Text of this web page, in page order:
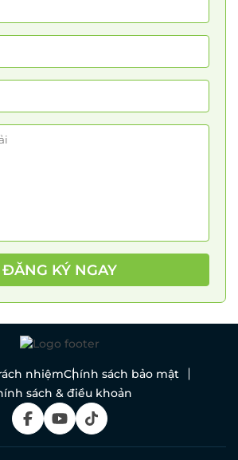
ĐĂNG KÝ NGAY
nhiệmChính sách bảo mật
sách & điều khoản